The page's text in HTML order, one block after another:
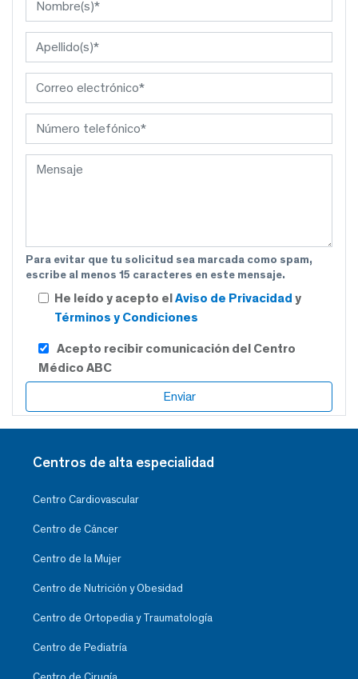
Para evitar que tu solicitud sea marcada como spam,
escribe al menos 15 caracteres en este mensaje.
He leído y acepto elAviso de Privacidad y
Términos y Condiciones
Acepto recibir comunicación del Centro
Médico ABC
Centros de alta especialidad
Centro Cardiovascular
Centro de Cáncer
Centro de la Mujer
Centro de Nutrición y Obesidad
Centro de Ortopedia y Traumatología
Centro de Pediatría